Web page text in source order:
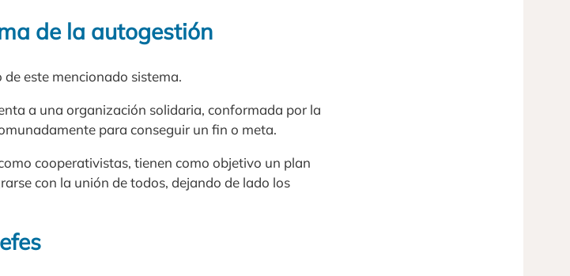
de la autogestión
este mencionado sistema.
a una organización solidaria, conformada por la
para conseguir un fin o meta.
cooperativistas, tienen como objetivo un plan
con la unión de todos, dejando de lado los